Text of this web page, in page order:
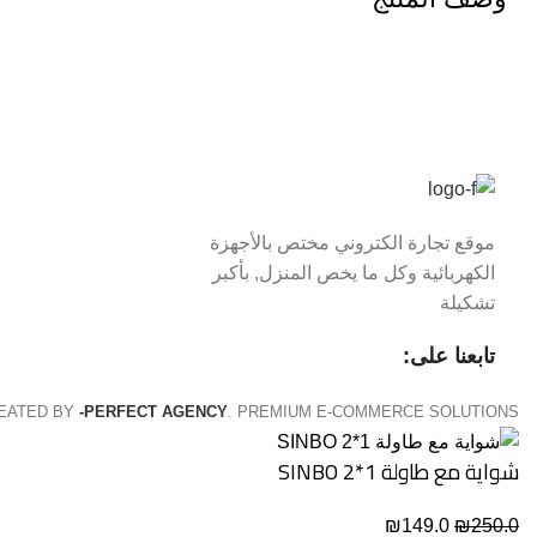
موقع تجارة الكتروني مختص بالأجهزة
الكهربائية وكل ما يخص المنزل, بأكبر
تشكيلة
تابعنا على:
BY -PERFECT AGENCY. PREMIUM E-COMMERCE SOLUTIONS.
شواية مع طاولة SINBO 2*1
₪250.0
₪149.0